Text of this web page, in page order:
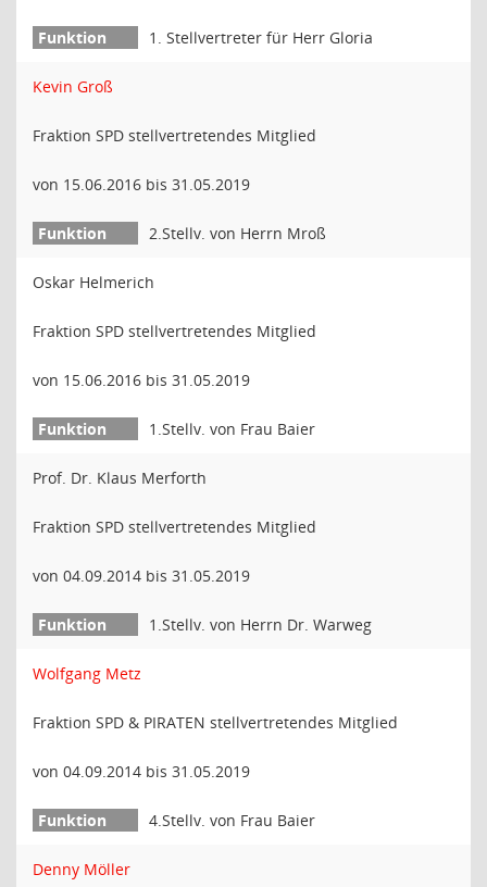
1. Stellvertreter für Herr Gloria
Kevin Groß
Fraktion SPD stellvertretendes Mitglied
von 15.06.2016 bis 31.05.2019
2.Stellv. von Herrn Mroß
Oskar Helmerich
Fraktion SPD stellvertretendes Mitglied
von 15.06.2016 bis 31.05.2019
1.Stellv. von Frau Baier
Prof. Dr. Klaus Merforth
Fraktion SPD stellvertretendes Mitglied
von 04.09.2014 bis 31.05.2019
1.Stellv. von Herrn Dr. Warweg
Wolfgang Metz
Fraktion SPD & PIRATEN stellvertretendes Mitglied
von 04.09.2014 bis 31.05.2019
4.Stellv. von Frau Baier
Denny Möller